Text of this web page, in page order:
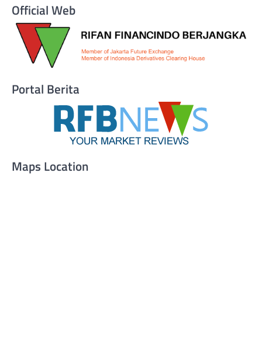
Official Web
Portal Berita
Maps Location